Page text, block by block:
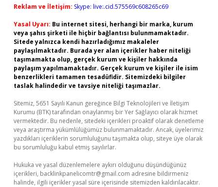
Reklam ve İletişim: Skype: live:.cid.575569c608265c69
Yasal Uyarı: Bu internet sitesi, herhangi bir marka, kurum
veya şahıs şirketi ile hiçbir bağlantısı bulunmamaktadır.
Sitede yalnızca kendi hazırladığımız makaleler
paylaşılmaktadır. Burada yer alan içerikler haber niteliği
taşımamakta olup, gerçek kurum ve kişiler hakkında
paylaşım yapılmamaktadır. Gerçek kurum ve kişiler ile isim
benzerlikleri tamamen tesadüfidir. Sitemizdeki bilgiler
taslak halindedir ve tavsiye niteliği taşımazlar.
Sitemiz, 5651 Sayılı Kanun gereğince Bilgi Teknolojileri ve İletişim
Kurumu (BTK) tarafından onaylanmış bir Yer Sağlayıcı olarak hizmet
vermektedir. Bu nedenle, sitedeki içerikleri proaktif olarak denetleme
veya araştırma yükümlülüğümüz bulunmamaktadır. Ancak, üyelerimiz
yazdıkları içeriklerin sorumluluğunu taşımakta olup, siteye üye olarak
bu sorumluluğu kabul etmiş sayılırlar.
Hukuka ve yasal düzenlemelere aykırı olduğunu düşündüğünüz
içerikleri, backlinkpanelicomtr@gmail.com adresine bildirmeniz
halinde, ilgili içerikler yasal süre içerisinde sitemizden kaldırılacaktır.